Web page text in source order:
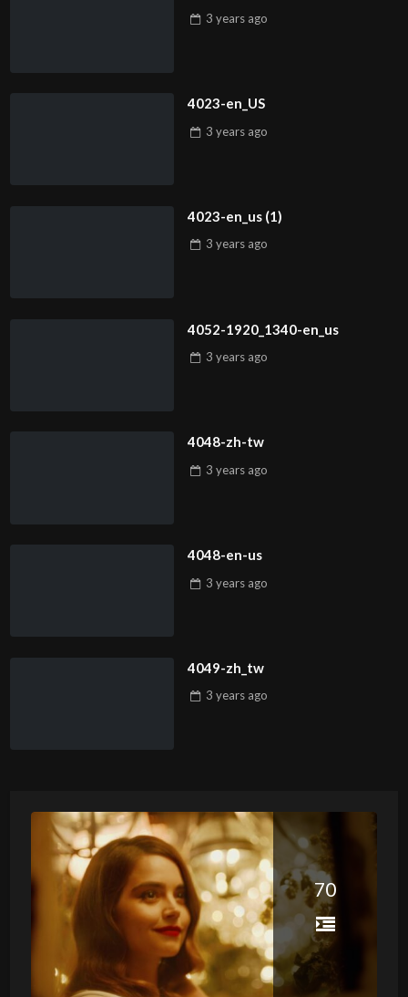
3 years ago
4023-en_US
3 years ago
4023-en_us (1)
3 years ago
4052-1920_1340-en_us
3 years ago
4048-zh-tw
3 years ago
4048-en-us
3 years ago
4049-zh_tw
3 years ago
70